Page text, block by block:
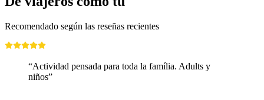
Recomendado según las reseñas recientes
“Actividad pensada para toda la família. Adults y
niños”